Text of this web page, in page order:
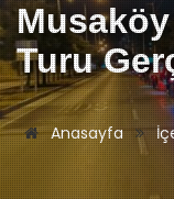
Turu
Anasayfa